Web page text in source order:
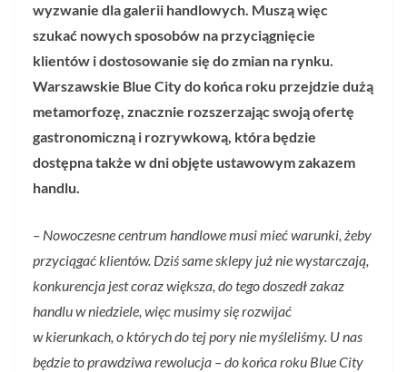
wyzwanie dla galerii handlowych. Muszą więc
szukać nowych sposobów na przyciągnięcie
klientów i dostosowanie się do zmian na rynku.
Warszawskie Blue City do końca roku przejdzie dużą
metamorfozę, znacznie rozszerzając swoją ofertę
gastronomiczną i rozrywkową, która będzie
dostępna także w dni objęte ustawowym zakazem
handlu.
– Nowoczesne centrum handlowe musi mieć warunki, żeby
przyciągać klientów. Dziś same sklepy już nie wystarczają,
konkurencja jest coraz większa, do tego doszedł zakaz
handlu w niedziele, więc musimy się rozwijać
w kierunkach, o których do tej pory nie myśleliśmy. U nas
będzie to prawdziwa rewolucja – do końca roku Blue City